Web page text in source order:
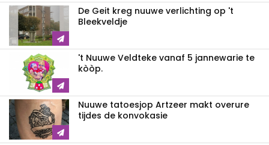
De Geit kreg nuuwe verlichting op 't
Bleekveldje
't Nuuwe Veldteke vanaf 5 jannewarie te
kòòp.
Nuuwe tatoesjop Artzeer makt overure
tijdes de konvokasie